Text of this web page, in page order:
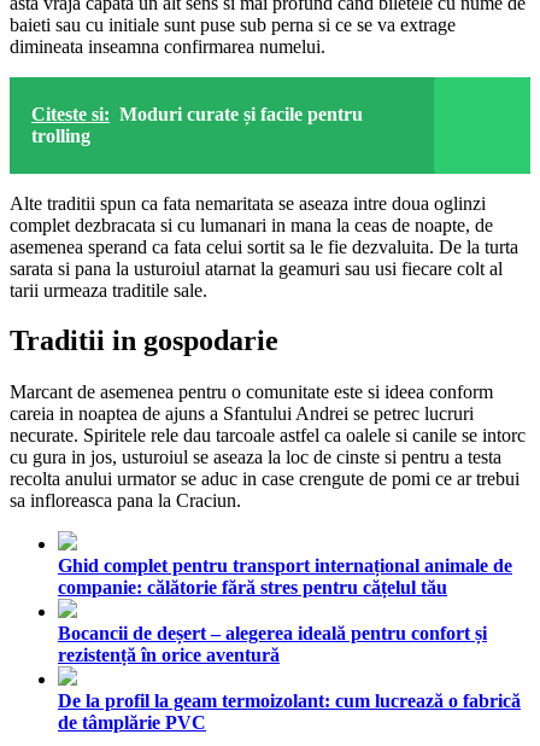
baieti sau cu initiale sunt puse sub perna si ce se va extrage
dimineata inseamna confirmarea numelui.
Citeste si: Moduri curate și facile pentru
trolling
Alte traditii spun ca fata nemaritata se aseaza intre doua oglinzi
complet dezbracata si cu lumanari in mana la ceas de noapte, de
asemenea sperand ca fata celui sortit sa le fie dezvaluita. De la turta
sarata si pana la usturoiul atarnat la geamuri sau usi fiecare colt al
tarii urmeaza traditile sale.
Traditii in gospodarie
Marcant de asemenea pentru o comunitate este si ideea conform
careia in noaptea de ajuns a Sfantului Andrei se petrec lucruri
necurate. Spiritele rele dau tarcoale astfel ca oalele si canile se intorc
cu gura in jos, usturoiul se aseaza la loc de cinste si pentru a testa
recolta anului urmator se aduc in case crengute de pomi ce ar trebui
sa infloreasca pana la Craciun.
Ghid complet pentru transport internațional animale de
companie: călătorie fără stres pentru cățelul tău
Bocancii de deșert – alegerea ideală pentru confort și
rezistență în orice aventură
De la profil la geam termoizolant: cum lucrează o fabrică
de tâmplărie PVC